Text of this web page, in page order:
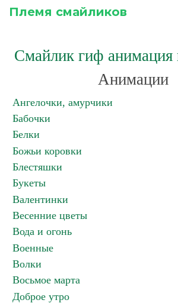
Племя смайликов
Смайлик гиф анимация
Анимации
Ангелочки, амурчики
Бабочки
Белки
Божьи коровки
Блестяшки
Букеты
Валентинки
Весенние цветы
Вода и огонь
Военные
Волки
Восьмое марта
Доброе утро